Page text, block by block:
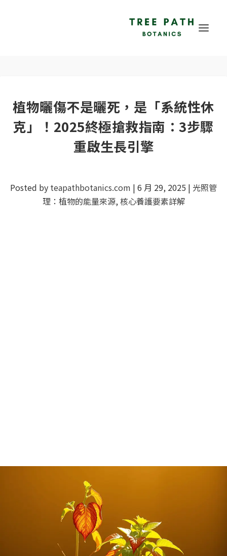
植物曬傷不是曬死，是「系統性休
克」！2025終極搶救指南：3步驟
重啟生長引擎
Posted by teapathbotanics.com | 6 月 29, 2025 | 光照管
理：植物的能量來源,核心養護要素詳解